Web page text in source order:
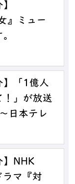
』ミュー
】「1億人
」が放送
日本テレ
】NHK
マ『対